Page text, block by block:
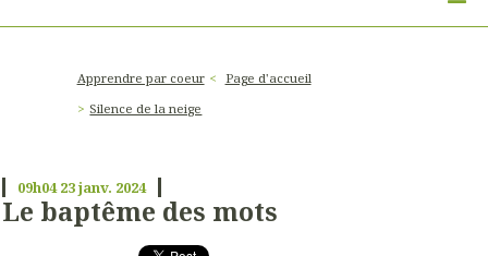
Apprendre par coeur
Page d'accueil
Silence de la neige
09h04 23janv. 2024
Le baptême des mots